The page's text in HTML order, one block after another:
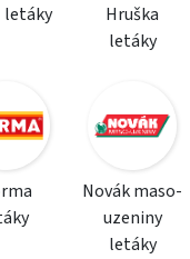
letáky
Hruška
letáky
Novák maso-
uzeniny
letáky